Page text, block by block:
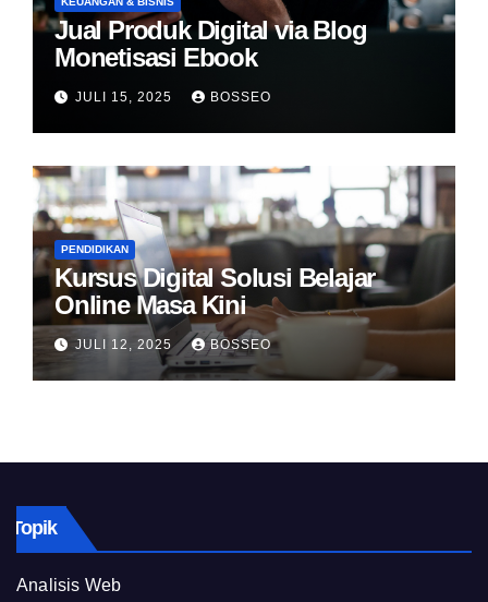
Jual Produk Digital via Blog
Monetisasi Ebook
JULI 15, 2025 BOSSEO
PENDIDIKAN
Kursus Digital Solusi Belajar
Online Masa Kini
JULI 12, 2025 BOSSEO
Topik
Analisis Web